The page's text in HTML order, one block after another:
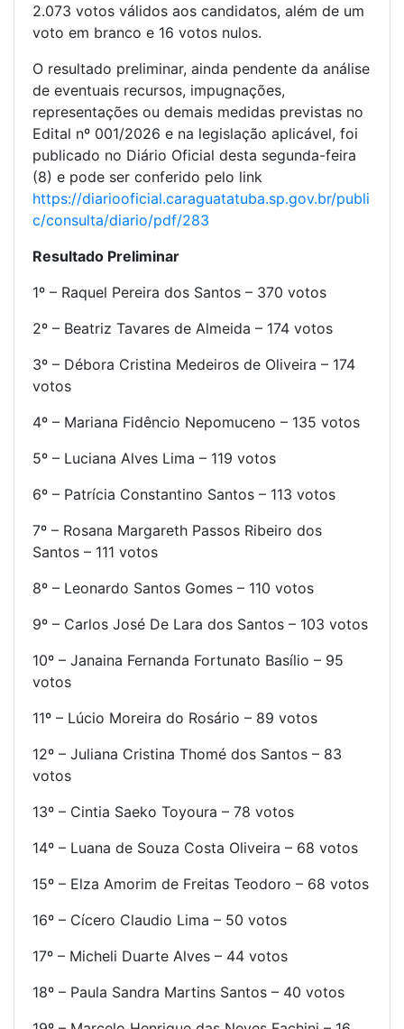
2.073 votos válidos aos candidatos, além de um
voto em branco e 16 votos nulos.
O resultado preliminar, ainda pendente da análise
de eventuais recursos, impugnações,
representações ou demais medidas previstas no
Edital nº 001/2026 e na legislação aplicável, foi
publicado no Diário Oficial desta segunda-feira
(8) e pode ser conferido pelo link
https://diariooficial.caraguatatuba.sp.gov.br/publi
c/consulta/diario/pdf/283
Resultado Preliminar
1º – Raquel Pereira dos Santos – 370 votos
2º – Beatriz Tavares de Almeida – 174 votos
3º – Débora Cristina Medeiros de Oliveira – 174
votos
4º – Mariana Fidêncio Nepomuceno – 135 votos
5º – Luciana Alves Lima – 119 votos
6º – Patrícia Constantino Santos – 113 votos
7º – Rosana Margareth Passos Ribeiro dos
Santos – 111 votos
8º – Leonardo Santos Gomes – 110 votos
9º – Carlos José De Lara dos Santos – 103 votos
10º – Janaina Fernanda Fortunato Basílio – 95
votos
11º – Lúcio Moreira do Rosário – 89 votos
12º – Juliana Cristina Thomé dos Santos – 83
votos
13º – Cintia Saeko Toyoura – 78 votos
14º – Luana de Souza Costa Oliveira – 68 votos
15º – Elza Amorim de Freitas Teodoro – 68 votos
16º – Cícero Claudio Lima – 50 votos
17º – Micheli Duarte Alves – 44 votos
18º – Paula Sandra Martins Santos – 40 votos